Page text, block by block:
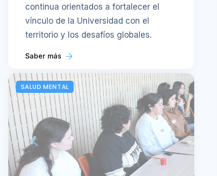
continua orientados a fortalecer el
vínculo de la Universidad con el
territorio y los desafíos globales.
Saber más
SALUD MENTAL